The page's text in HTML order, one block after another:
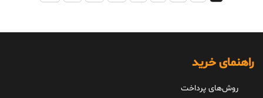
راهنمای خرید
روش‌های پرداخت